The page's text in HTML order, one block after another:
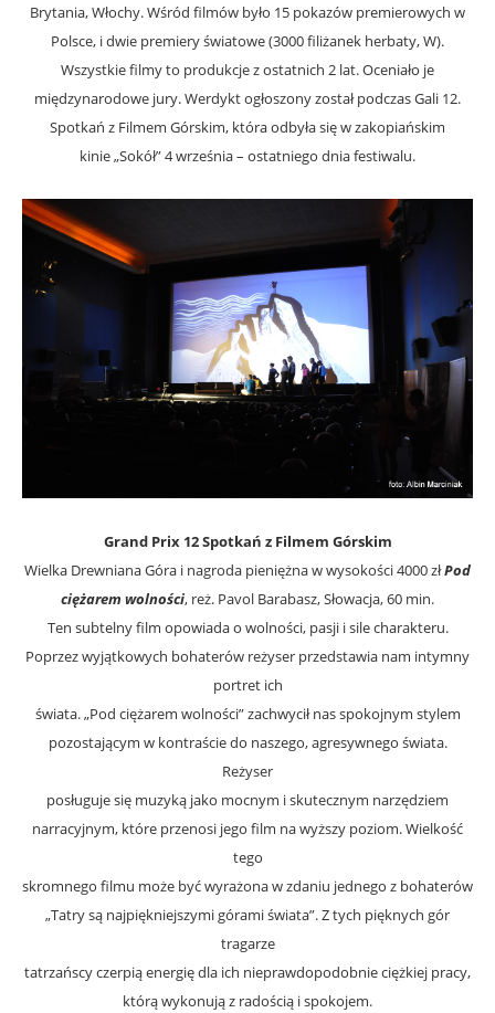
Brytania, Włochy. Wśród filmów było 15 pokazów premierowych w
Polsce, i dwie premiery światowe (3000 filiżanek herbaty, W).
Wszystkie filmy to produkcje z ostatnich 2 lat. Oceniało je
międzynarodowe jury. Werdykt ogłoszony został podczas Gali 12.
Spotkań z Filmem Górskim, która odbyła się w zakopiańskim
kinie „Sokół” 4 września – ostatniego dnia festiwalu.
Grand Prix 12 Spotkań z Filmem Górskim
Wielka Drewniana Góra i nagroda pieniężna w wysokości 4000 złPod
ciężarem wolności, reż. Pavol Barabasz, Słowacja, 60 min.
Ten subtelny film opowiada o wolności, pasji i sile charakteru.
Poprzez wyjątkowych bohaterów reżyser przedstawia nam intymny
portret ich
świata. „Pod ciężarem wolności” zachwycił nas spokojnym stylem
pozostającym w kontraście do naszego, agresywnego świata.
Reżyser
posługuje się muzyką jako mocnym i skutecznym narzędziem
narracyjnym, które przenosi jego film na wyższy poziom. Wielkość
tego
skromnego filmu może być wyrażona w zdaniu jednego z bohaterów
„Tatry są najpiękniejszymi górami świata”. Z tych pięknych gór
tragarze
tatrzańscy czerpią energię dla ich nieprawdopodobnie ciężkiej pracy,
którą wykonują z radością i spokojem.